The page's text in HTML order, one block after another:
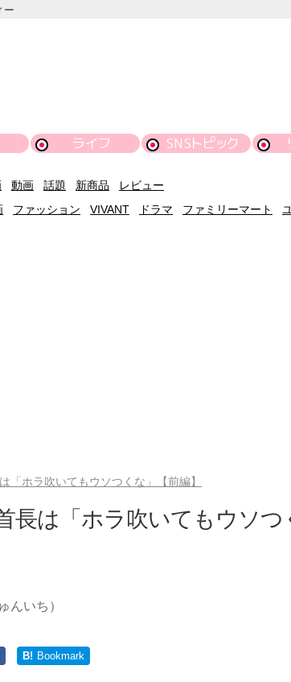
ー
ライフ SNSトピック
動画 話題 新商品
レビュー
ファッション VIVANT ドラマ ファミリーマート
「ホラ吹いてもウソつくな」【前編】
長は「ホラ吹いてもウソつ
んいち）
B! Bookmark